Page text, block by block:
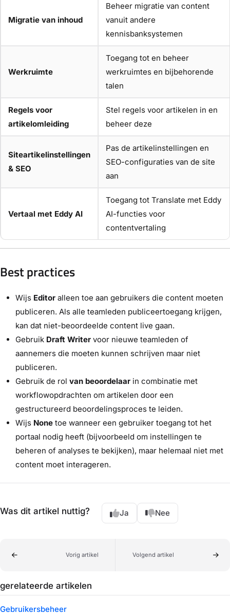
Migratie van inhoud
Beheer migratie van content
vanuit andere
kennisbanksystemen
Werkruimte
Toegang tot en beheer
werkruimtes en bijbehorende
talen
Regels voor
artikelomleiding
Stel regels voor artikelen in en
beheer deze
Siteartikelinstellingen
& SEO
Pas de artikelinstellingen en
SEO-configuraties van de site
aan
Vertaal met Eddy AI
Toegang tot Translate met Eddy
AI-functies voor
contentvertaling
Best practices
Wijs Editor alleen toe aan gebruikers die content moeten
publiceren. Als alle teamleden publiceertoegang krijgen,
kan dat niet-beoordeelde content live gaan.
Gebruik Draft Writer voor nieuwe teamleden of
aannemers die moeten kunnen schrijven maar niet
publiceren.
Gebruik de rol van beoordelaar in combinatie met
workflowopdrachten om artikelen door een
gestructureerd beoordelingsproces te leiden.
Wijs None toe wanneer een gebruiker toegang tot het
portaal nodig heeft (bijvoorbeeld om instellingen te
beheren of analyses te bekijken), maar helemaal niet met
content moet interageren.
Was dit artikel nuttig? Ja Nee
Vorig artikel Volgend artikel
gerelateerde artikelen
Gebruikersbeheer